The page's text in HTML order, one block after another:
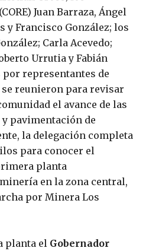
Juan Barraza, Ángel
y Francisco González; los
Carla Acevedo;
Urrutia y Fabián
por representantes de
se reunieron para revisar
el avance de las
pavimentación de
la delegación completa
para conocer el
planta
en la zona central,
por Minera Los
planta el Gobernador